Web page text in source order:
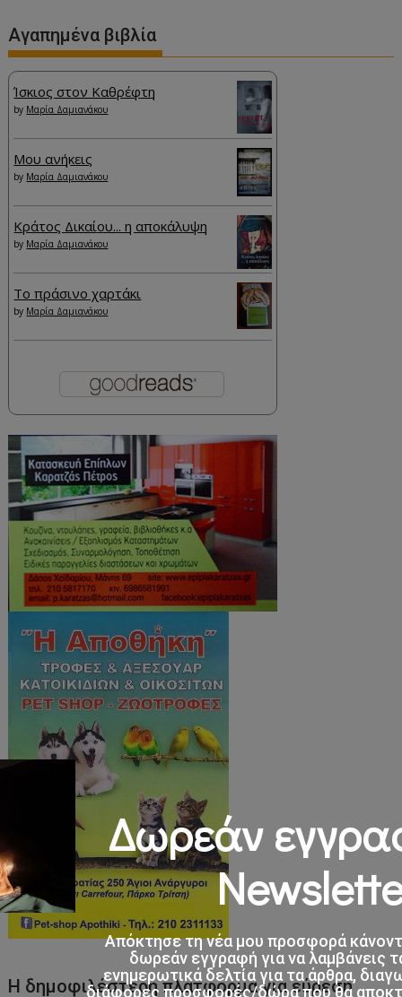
Αγαπημένα βιβλία
Ίσκιος στον Καθρέφτη
by Μαρία Δαμιανάκου
Μου ανήκεις
by Μαρία Δαμιανάκου
Κράτος Δικαίου... η αποκάλυψη
by Μαρία Δαμιανάκου
Το πράσινο χαρτάκι
by Μαρία Δαμιανάκου
Η δημοφιλέστερη πλατφόρμα για εύρεση
Δωρεάν
Απόκτησε τη νέα μου προσφορά
δωρεάν εγγραφή για να λαμβάνεις
ενημερωτικά δελτία για τα άρθρα,
διάφορες προσφορές/δώρα που θα